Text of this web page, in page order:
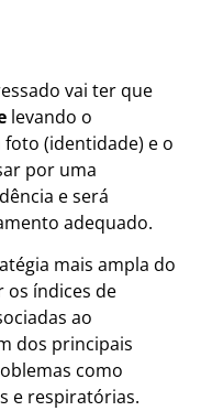
vai ter que
levando o
(identidade) e o
por uma
e será
adequado.
mais ampla do
os índices de
ao
dos principais
como
e respiratórias.